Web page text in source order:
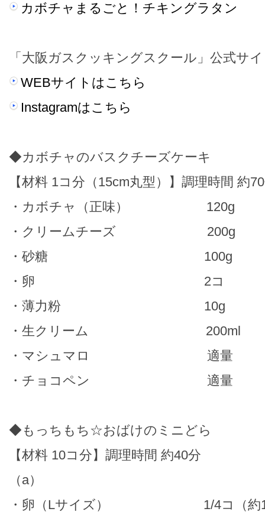
カボチャまるごと！チキングラタン
「大阪ガスクッキングスクール」公式サ
WEBサイトはこちら
Instagramはこちら
◆カボチャのバスクチーズケーキ
【材料 1コ分（15cm丸型）】調理時間 約
・カボチャ（正味） 120g
・クリームチーズ 200g
・砂糖 100g
・卵 2コ
・薄力粉 10g
・生クリーム 200ml
・マシュマロ 適量
・チョコペン 適量
◆もっちもち☆おばけのミニどら
【材料 10コ分】調理時間 約40分
（a）
・卵（Lサイズ） 1/4コ（約